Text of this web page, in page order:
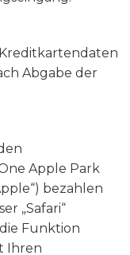
Abgabe der
Apple Park
bezahlen
„Safari“
Funktion
Ihren